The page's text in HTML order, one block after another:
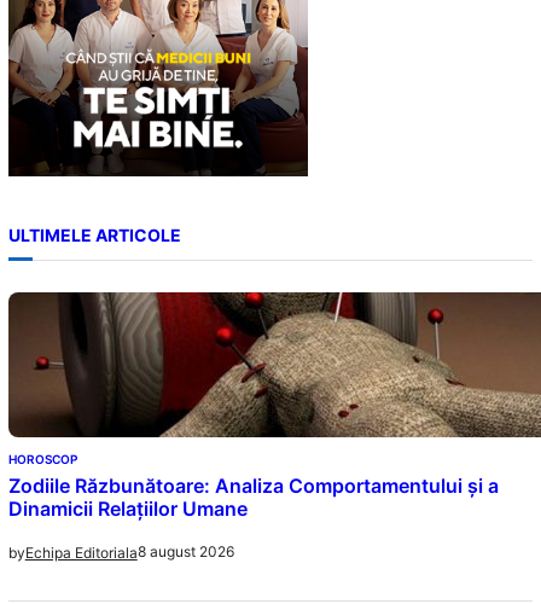
ULTIMELE ARTICOLE
HOROSCOP
Zodiile Răzbunătoare: Analiza Comportamentului și a
Dinamicii Relațiilor Umane
byEchipa Editoriala8 august 2026